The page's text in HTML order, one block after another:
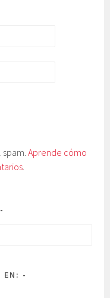
spam.Aprende cómo
.
EN: